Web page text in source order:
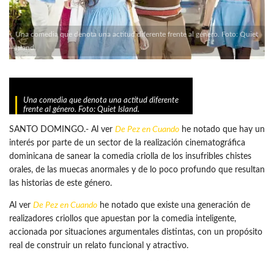
Una comedia que denota una actitud diferente frente al género. Foto: Quiet
Island.
Una comedia que denota una actitud diferente
frente al género. Foto: Quiet Island.
SANTO DOMINGO.- Al ver De Pez en Cuando he notado que hay un
interés por parte de un sector de la realización cinematográfica
dominicana de sanear la comedia criolla de los insufribles chistes
orales, de las muecas anormales y de lo poco profundo que resultan
las historias de este género.
Al ver De Pez en Cuando he notado que existe una generación de
realizadores criollos que apuestan por la comedia inteligente,
accionada por situaciones argumentales distintas, con un propósito
real de construir un relato funcional y atractivo.